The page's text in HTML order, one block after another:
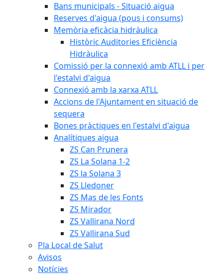
Bans municipals - Situació aigua
Reserves d'aigua (pous i consums)
Memòria eficàcia hidràulica
Històric Auditories Eficiència
Hidràulica
Comissió per la connexió amb ATLL i per
l'estalvi d'aigua
Connexió amb la xarxa ATLL
Accions de l'Ajuntament en situació de
sequera
Bones pràctiques en l'estalvi d'aigua
Analítiques aigua
ZS Can Prunera
ZS La Solana 1-2
ZS la Solana 3
ZS Lledoner
ZS Mas de les Fonts
ZS Mirador
ZS Vallirana Nord
ZS Vallirana Sud
Pla Local de Salut
Avisos
Notícies